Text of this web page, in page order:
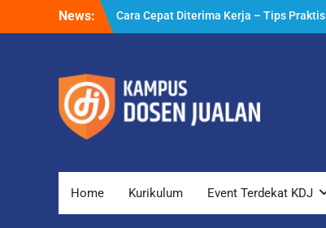
News:
Cara Cepat Diterima Kerja – Tips Praktis
yang Bisa Anda Terapkan
Cara Dapat Pekerjaan – Langkah Praktis
untuk Memperbesar Peluang Kerja
Home Kurikulum Event Terdekat KDJ